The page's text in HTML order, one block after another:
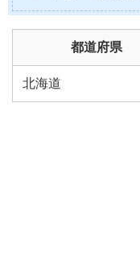
都道府県
北海道